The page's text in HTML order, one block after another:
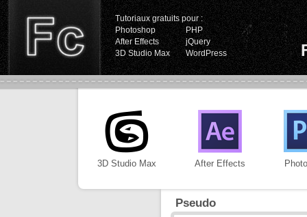
Tutoriaux gratuits pour :
Photoshop
PHP
After Effects
jQuery
3D Studio Max
WordPress
3D Studio Max After Effects
Pseudo